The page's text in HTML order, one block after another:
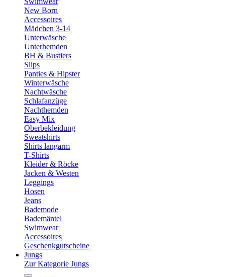
New Born
Accessoires
Mädchen 3-14
Unterwäsche
Unterhemden
BH & Bustiers
Slips
Panties & Hipster
Winterwäsche
Nachtwäsche
Schlafanzüge
Nachthemden
Easy Mix
Oberbekleidung
Sweatshirts
Shirts langarm
T-Shirts
Kleider & Röcke
Jacken & Westen
Leggings
Hosen
Jeans
Bademode
Bademäntel
Swimwear
Accessoires
Geschenkgutscheine
Jungs
Zur Kategorie Jungs